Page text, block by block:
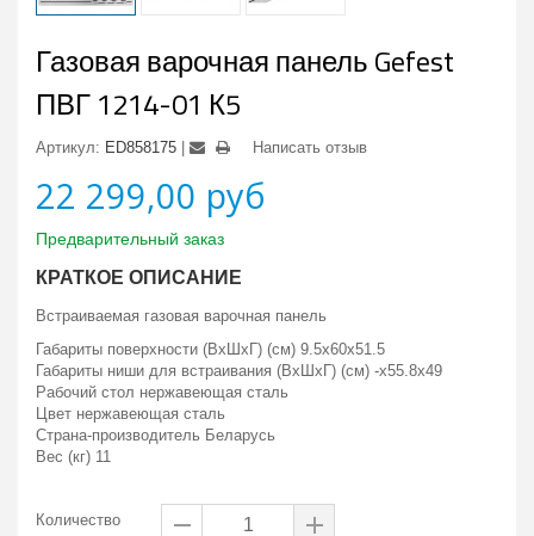
Газовая варочная панель Gefest
ПВГ 1214-01 К5
Артикул: ED858175 Написать отзыв
22 299,00 руб
Предварительный заказ
КРАТКОЕ ОПИСАНИЕ
Встраиваемая газовая варочная панель
Габариты поверхности (ВxШxГ) (см) 9.5x60x51.5
Габариты ниши для встраивания (ВxШxГ) (см) -x55.8x49
Рабочий стол нержавеющая сталь
Цвет нержавеющая сталь
Страна-производитель Беларусь
Вес (кг) 11
Количество